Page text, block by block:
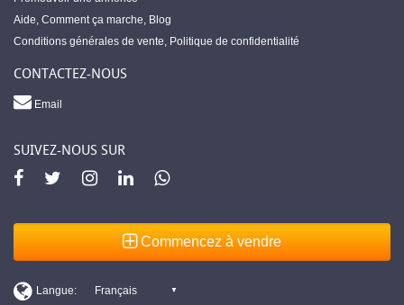
Aide, Comment ça marche, Blog
Conditions générales de vente, Politique de confidentialité
CONTACTEZ-NOUS
Email
SUIVEZ-NOUS SUR
Commencez à vendre